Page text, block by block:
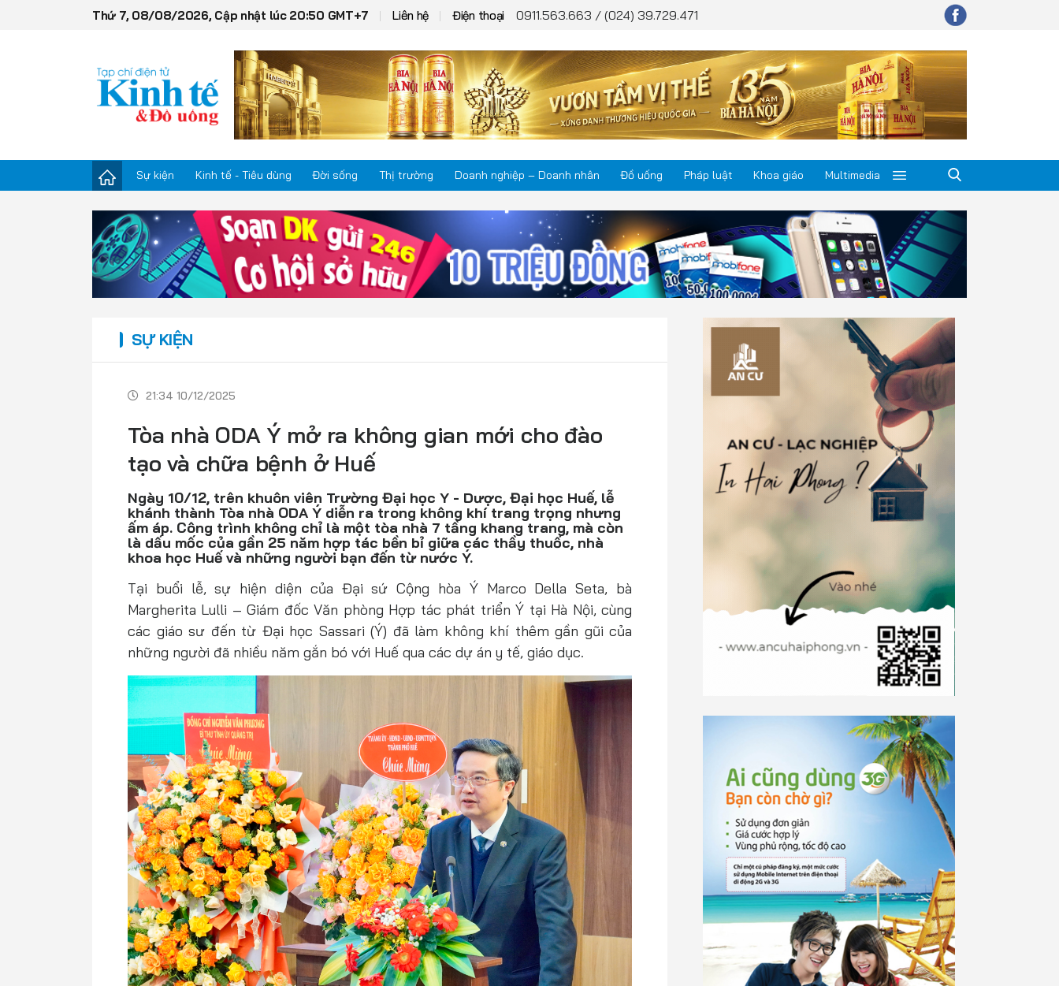
Thứ 7, 08/08/2026, Cập nhật lúc 20:50 GMT+7 Liên hệ Điện thoại 0911.563.663 / (024) 39.729.471
Sự kiện Kinh tế - Tiêu dùng Đời sống Thị trường Doanh nghiệp – Doanh nhân Đồ uống Pháp luật Khoa giáo Multimedia
Kinh tế - Tiêu dùng
Đời sống
Doanh nghiệp – Doanh nhân
Đồ uống
Khoa giáo
Multimedia
SỰ KIỆN
21:34 10/12/2025
Tòa nhà ODA Ý mở ra không gian mới cho đào
tạo và chữa bệnh ở Huế
Ngày 10/12, trên khuôn viên Trường Đại học Y - Dược, Đại học Huế, lễ
khánh thành Tòa nhà ODA Ý diễn ra trong không khí trang trọng nhưng
ấm áp. Công trình không chỉ là một tòa nhà 7 tầng khang trang, mà còn
là dấu mốc của gần 25 năm hợp tác bền bỉ giữa các thầy thuốc, nhà
khoa học Huế và những người bạn đến từ nước Ý.
Tại buổi lễ, sự hiện diện của Đại sứ Cộng hòa Ý Marco Della Seta, bà
Margherita Lulli – Giám đốc Văn phòng Hợp tác phát triển Ý tại Hà Nội, cùng
các giáo sư đến từ Đại học Sassari (Ý) đã làm không khí thêm gần gũi của
những người đã nhiều năm gắn bó với Huế qua các dự án y tế, giáo dục.